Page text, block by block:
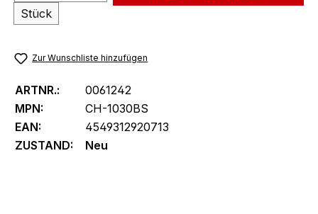
Stück
Zur Wunschliste hinzufügen
ARTNR.:
0061242
MPN:
CH-1030BS
EAN:
4549312920713
ZUSTAND:
Neu